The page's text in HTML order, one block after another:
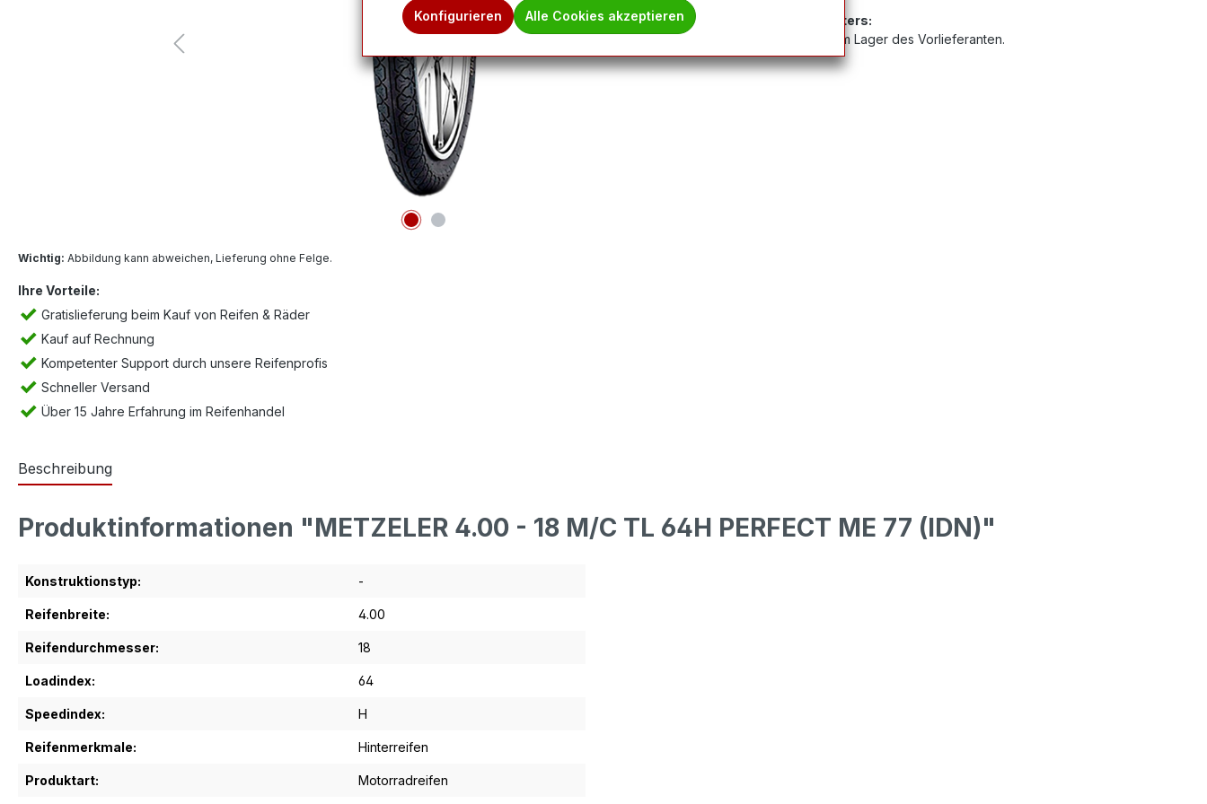
Wichtig: Abbildung kann abweichen, Lieferung ohne Felge.
Ihre Vorteile:
Gratislieferung beim Kauf von Reifen & Räder
Kauf auf Rechnung
Kompetenter Support durch unsere Reifenprofis
Schneller Versand
Über 15 Jahre Erfahrung im Reifenhandel
Hinweis des Anbieters:
Ware befindet sich im Lager des Vorlieferanten.
Beschreibung
Produktinformationen "METZELER 4.00 - 18 M/C TL 64H PERFECT ME 77 (IDN)"
Konstruktionstyp: -
Reifenbreite: 4.00
Reifendurchmesser: 18
Loadindex: 64
Speedindex: H
Reifenmerkmale: Hinterreifen
Produktart: Motorradreifen
Konfigurieren Alle Cookies akzeptieren